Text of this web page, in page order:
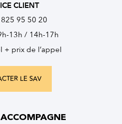
CLIENT
95 50 20
13h / 14h-17h
prix de l’appel
LE SAV